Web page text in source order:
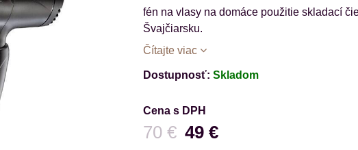
fén na vlasy na domáce použitie skladací
Švajčiarsku.
Čítajte viac
Dostupnosť: Skladom
Cena s DPH
49 €
Pred zľavou:
70 €